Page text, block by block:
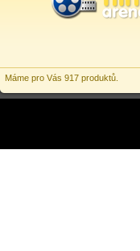
Máme pro Vás 917 produktů.